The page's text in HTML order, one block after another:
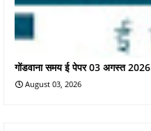
गोंडवाना समय ई पेपर 03 अगस्त 2026
August 03, 2026